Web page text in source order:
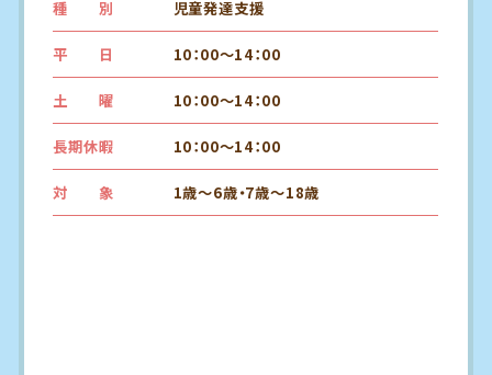
種 別 児童発達支援
平 日 10：00～14：00
土 曜 10：00～14：00
長期休暇 10：00～14：00
対 象 1歳～6歳・7歳～18歳